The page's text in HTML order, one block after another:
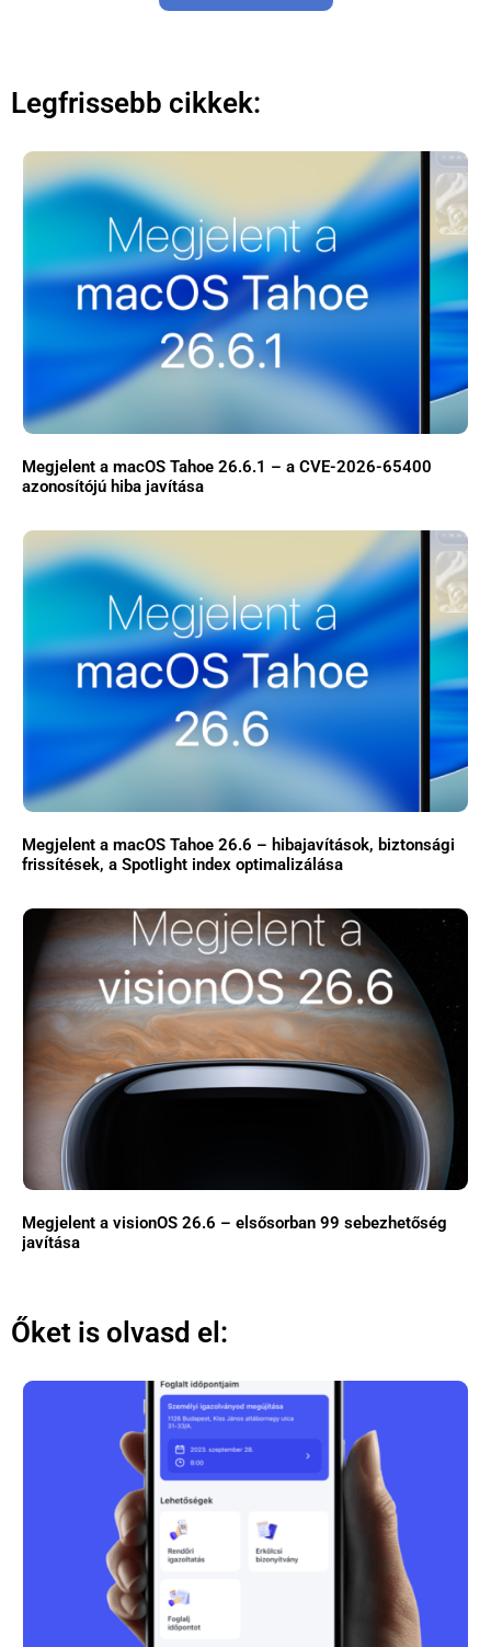
Legfrissebb cikkek:
Megjelent a macOS Tahoe 26.6.1 – a CVE-2026-65400
azonosítójú hiba javítása
Megjelent a macOS Tahoe 26.6 – hibajavítások, biztonsági
frissítések, a Spotlight index optimalizálása
Megjelent a visionOS 26.6 – elsősorban 99 sebezhetőség
javítása
Őket is olvasd el: